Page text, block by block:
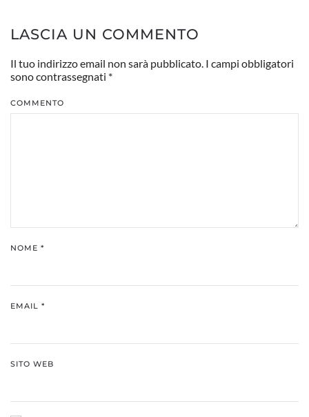
LASCIA UN COMMENTO
Il tuo indirizzo email non sarà pubblicato. I campi obbligatori
sono contrassegnati *
COMMENTO
NOME *
EMAIL *
SITO WEB